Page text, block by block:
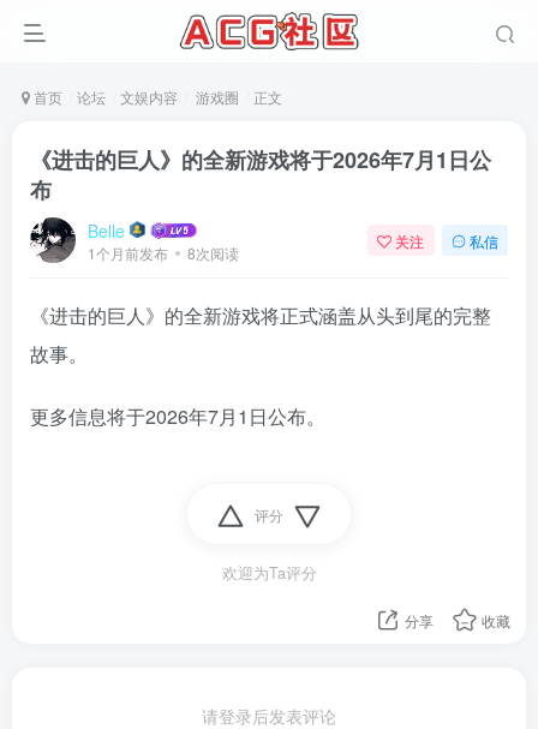
首页 论坛 文娱内容 游戏圈 正文
《进击的巨人》的全新游戏将于2026年7月1日公
布
Belle
1个月前发布 8次阅读
关注 私信
《进击的巨人》的全新游戏将正式涵盖从头到尾的完整
故事。
更多信息将于2026年7月1日公布。
评分
欢迎为Ta评分
分享 收藏
请登录后发表评论